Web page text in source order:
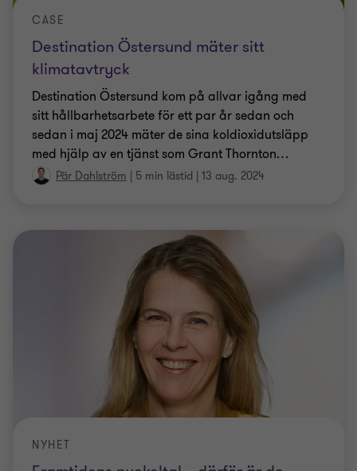
Destination Östersund mäter sitt
klimatavtryck
CASE
Destination Östersund kom på allvar igång med
sitt hållbarhetsarbete för ett par år sedan och
sedan i maj 2024 mäter de sina koldioxidutsläpp
med hjälp av en tjänst som Grant Thornton…
Pär Dahlström | 5 min lästid | 13 aug. 2024
NYHET